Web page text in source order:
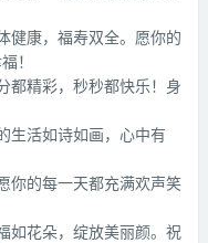
健康，福寿双全。愿你的
！
都精彩，秒秒都快乐！身
生活如诗如画，心中有
你的每一天都充满欢声笑
如花朵，绽放美丽颜。祝